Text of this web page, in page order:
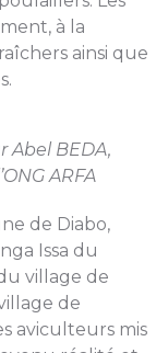
à la
ainsi que
Abel BEDA,
ARFA
de Diabo,
Issa du
village de
de
aviculteurs mis